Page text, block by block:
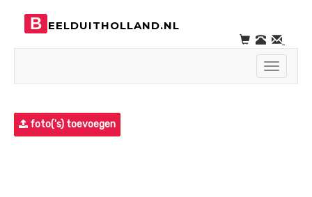
B EELDUITHOLLAND.NL
Toggle
foto('s) toevoegen